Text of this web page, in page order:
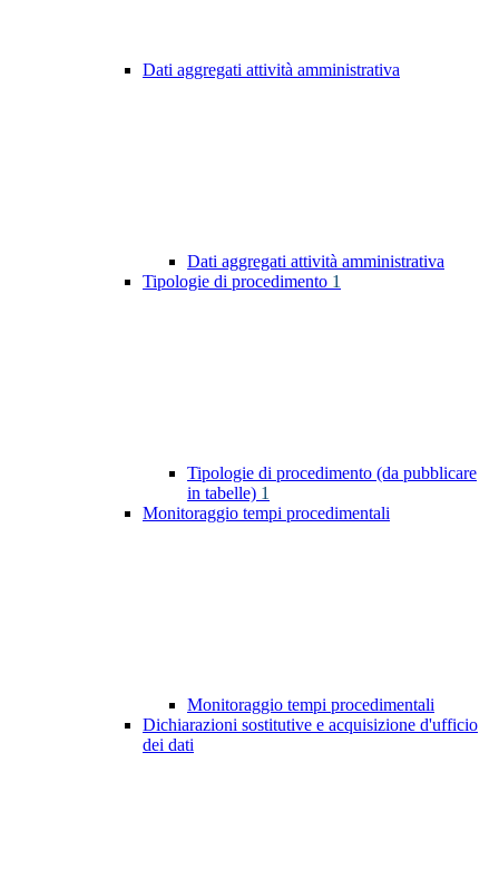
Dati aggregati attività amministrativa
Dati aggregati attività amministrativa
Tipologie di procedimento 1
Tipologie di procedimento (da pubblicare
in tabelle) 1
Monitoraggio tempi procedimentali
Monitoraggio tempi procedimentali
Dichiarazioni sostitutive e acquisizione d'ufficio
dei dati